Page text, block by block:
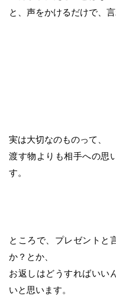
と、声をかけるだけで、
実は大切なのものって、
渡す物よりも相手への思
す。
ところで、プレゼントと
か？とか、
お返しはどうすればいい
いと思います。